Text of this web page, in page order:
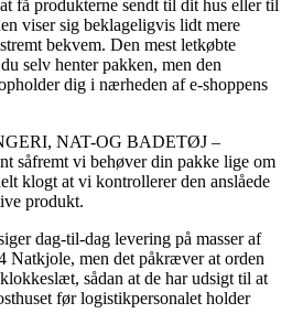
få produkterne sendt til dit hus eller til
viser sig beklageligvis lidt mere
bekvem. Den mest letkøbte
selv henter pakken, men den
dig i nærheden af e-shoppens
NAT-OG BADETØJ –
såfremt vi behøver din pakke lige om
klogt at vi kontrollerer den anslåede
produkt.
dag-til-dag levering på masser af
Natkjole, men det påkræver at orden
sådan at de har udsigt til at
før logistikpersonalet holder